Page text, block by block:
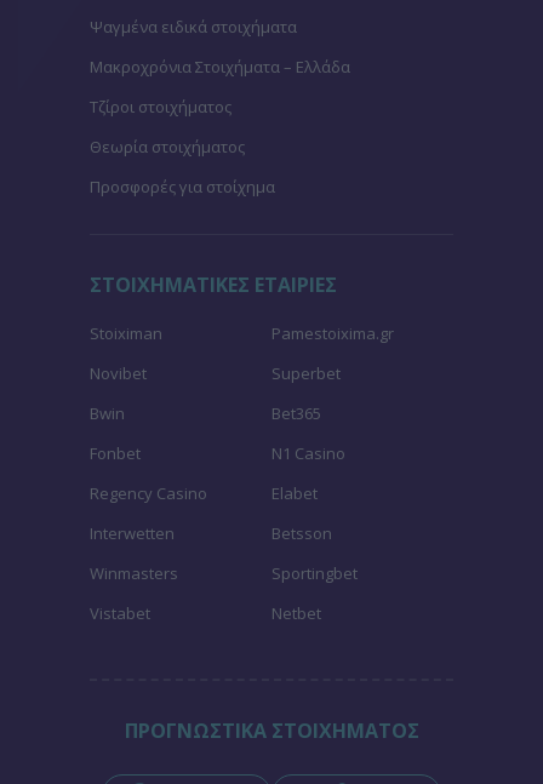
Ψαγμένα ειδικά στοιχήματα
Μακροχρόνια Στοιχήματα – Ελλάδα
Τζίροι στοιχήματος
Θεωρία στοιχήματος
Προσφορές για στοίχημα
ΣΤΟΙΧΗΜΑΤΙΚΕΣ ΕΤΑΙΡΙΕΣ
Stoiximan
Pamestoixima.gr
Novibet
Superbet
Bwin
Bet365
Fonbet
N1 Casino
Regency Casino
Elabet
Interwetten
Betsson
Winmasters
Sportingbet
Vistabet
Netbet
ΠΡΟΓΝΩΣΤΙΚΑ ΣΤΟΙΧΗΜΑΤΟΣ